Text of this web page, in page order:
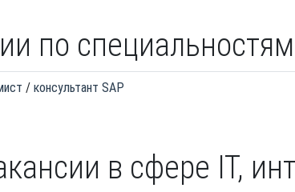
по специальностям
консультант SAP
в сфере IT,